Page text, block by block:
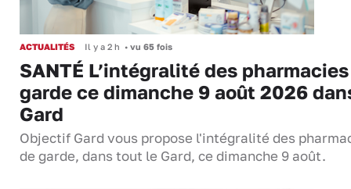
ACTUALITÉS Il y a 2 h • vu 65 fois
SANTÉ L’intégralité des
garde ce dimanche 9 août 2026
Gard
Objectif Gard vous propose l'intégralité des
de garde, dans tout le Gard, ce dimanche 9 août.